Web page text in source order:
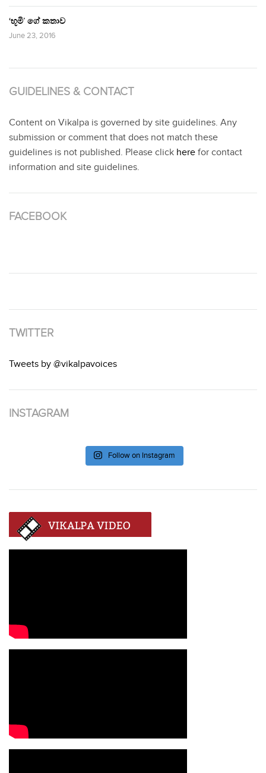
‘භූමි’ ගේ කතාව
June 23, 2016
GUIDELINES & CONTACT
Content on Vikalpa is governed by site guidelines. Any
submission or comment that does not match these
guidelines is not published. Please click here for contact
information and site guidelines.
FACEBOOK
TWITTER
Tweets by @vikalpavoices
INSTAGRAM
Follow on Instagram